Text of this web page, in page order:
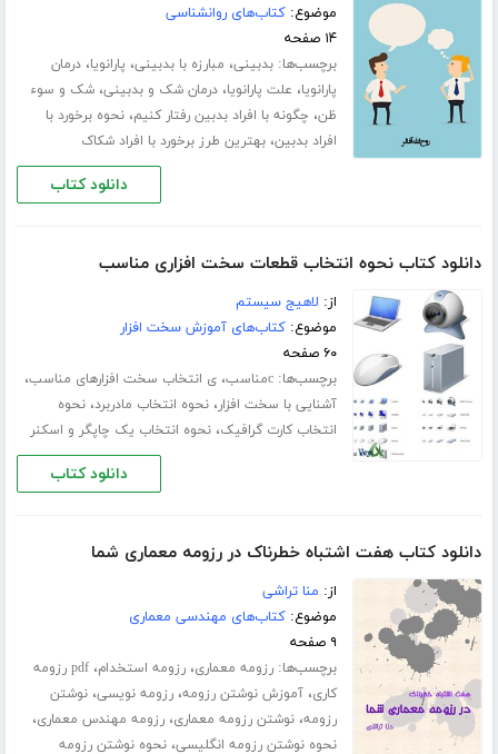
موضوع:کتاب‌های روانشناسی
۱۴ صفحه
برچسب‌ها:بدبینی، مبارزه با بدبینی، پارانویا،درمان
پارانویا، علت پارانویا،درمان شک و بدبینی،شک و سوء
ظن، چگونه با افراد بدبین رفتار کنیم،نحوه برخورد با
افراد بدبین،بهترین طرز برخورد با افراد شکاک
دانلود کتاب
دانلود کتاب نحوه انتخاب قطعات سخت افزاری مناسب
از: لاهیج سیستم
موضوع:کتاب‌های آموزش سخت افزار
۶۰ صفحه
برچسب‌ها:cمناسب ،ی انتخاب سخت افزارهای مناسب،
آشنایی با سخت افزار،نحوه انتخاب مادربرد،نحوه
انتخاب کارت گرافیک،نحوه انتخاب یک چاپگر و اسکنر
دانلود کتاب
دانلود کتاب هفت اشتباه خطرناک در رزومه معماری شما
از: منا تراشی
موضوع:کتاب‌های مهندسی معماری
۹ صفحه
برچسب‌ها:رزومه معماری،رزومه استخدام،
pdf رزومه
کاری،آموزش نوشتن رزومه،رزومه نویسی،نوشتن
رزومه،نوشتن رزومه معماری،رزومه مهندس معماری،
نحوه نوشتن رزومه انگلیسی،نحوه نوشتن رزومه